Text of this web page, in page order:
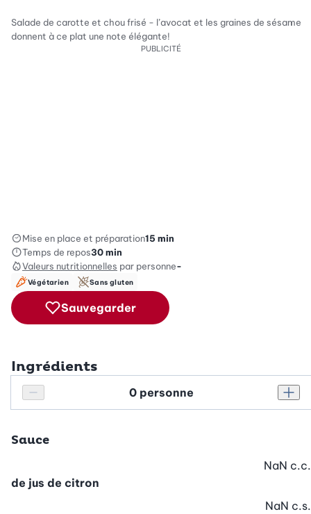
Salade de carotte et chou frisé - l’avocat et les graines de sésame
donnent à ce plat une note élégante!
PUBLICITÉ
Mise en place et préparation15 min
Temps de repos30 min
Valeurs nutritionnelles par personne-
Végétarien Sans gluten
Sauvegarder
Ingrédients
Réduire le nombre de personnes
Personnes
Sauce
de jus de citron
NaN c.c.
NaN c.s.